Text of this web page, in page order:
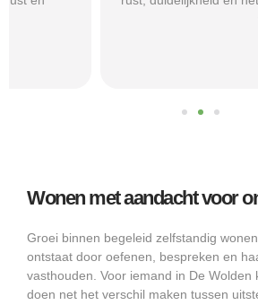
Wonen met aandacht voor
Groei binnen begeleid zelfstandig
ontstaat door oefenen, bespreken en
vasthouden. Voor iemand in De Wolden
doen net het verschil maken tussen